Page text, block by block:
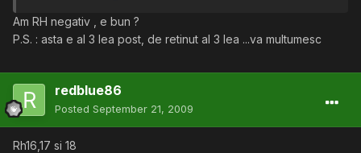
Am RH negativ , e bun ?
P.S. : asta e al 3 lea post, de retinut al 3 lea ...va multumesc
redblue86
Posted September 21, 2009
Rh16,17 si 18